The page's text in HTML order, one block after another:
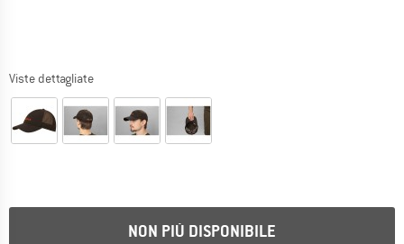
Viste dettagliate
NON PIÙ DISPONIBILE